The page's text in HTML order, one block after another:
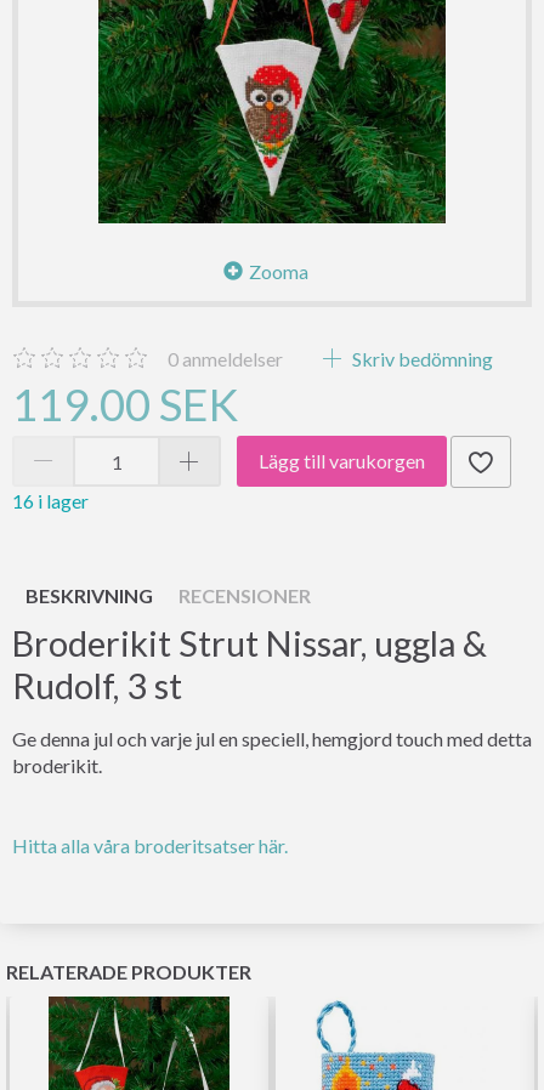
Zooma
0 anmeldelser Skriv bedömning
119.00 SEK
Lägg till varukorgen
16 i lager
BESKRIVNING RECENSIONER
Broderikit Strut Nissar, uggla &
Rudolf, 3 st
Ge denna jul och varje jul en speciell, hemgjord touch med detta
broderikit.
Hitta alla våra broderitsatser här.
RELATERADE PRODUKTER